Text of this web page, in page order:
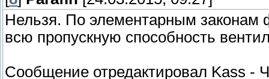
Нельзя. По элементарным законам
всю пропускную способность
Сообщение отредактировал Kass -